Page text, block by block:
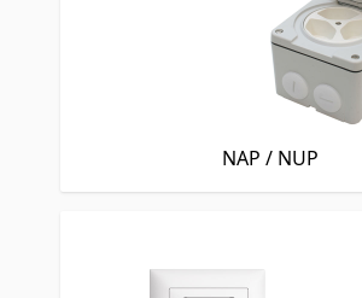
NAP / NUP